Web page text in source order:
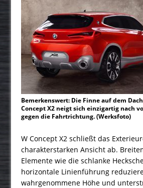
Bemerkenswert: Die Finne auf dem
Concept X2 neigt sich einzigartig nach
gegen die Fahrtrichtung. (Werksfoto)
W Concept X2 schließt das
charakterstarken Ansicht ab.
Elemente wie die schlanke
horizontale Linienführung
wahrgenommene Höhe und